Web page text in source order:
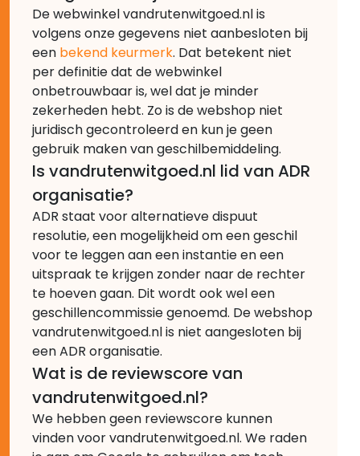
De webwinkel vandrutenwitgoed.nl is
volgens onze gegevens niet aanbesloten bij
een bekend keurmerk. Dat betekent niet
per definitie dat de webwinkel
onbetrouwbaar is, wel dat je minder
zekerheden hebt. Zo is de webshop niet
juridisch gecontroleerd en kun je geen
gebruik maken van geschilbemiddeling.
Is vandrutenwitgoed.nl lid van ADR
organisatie?
ADR staat voor alternatieve dispuut
resolutie, een mogelijkheid om een geschil
voor te leggen aan een instantie en een
uitspraak te krijgen zonder naar de rechter
te hoeven gaan. Dit wordt ook wel een
geschillencommissie genoemd. De webshop
vandrutenwitgoed.nl is niet aangesloten bij
een ADR organisatie.
Wat is de reviewscore van
vandrutenwitgoed.nl?
We hebben geen reviewscore kunnen
vinden voor vandrutenwitgoed.nl. We raden